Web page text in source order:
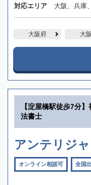
対応エリア 大阪、兵庫
大阪府 大
【淀屋橋駅徒歩7分
法書士
アンテリジ
オンライン相談可 全国